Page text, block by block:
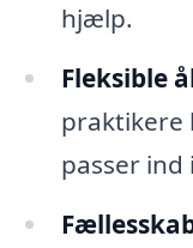
hjælp.
Fleksible
praktikere
passer